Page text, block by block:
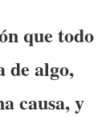
que todo
de algo,
causa, y